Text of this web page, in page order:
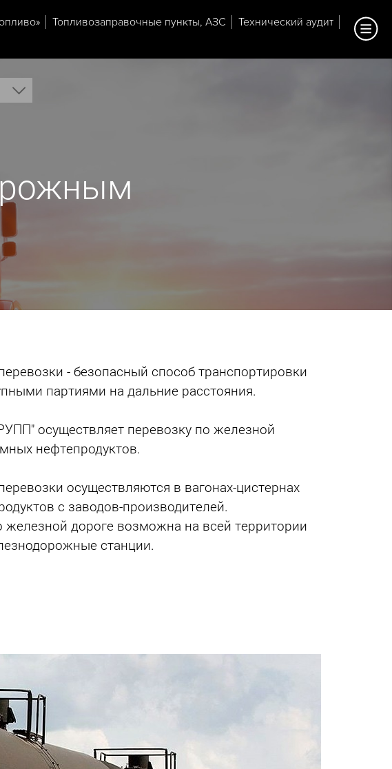
Топливозаправочные пункты, АЗС
Технический аудит
- безопасный способ транспортировки
партиями на дальние расстояния.
осуществляет перевозку по железной
нефтепродуктов.
осуществляются в вагонах-цистернах
с заводов-производителей.
железной дороге возможна на всей территории
станции.